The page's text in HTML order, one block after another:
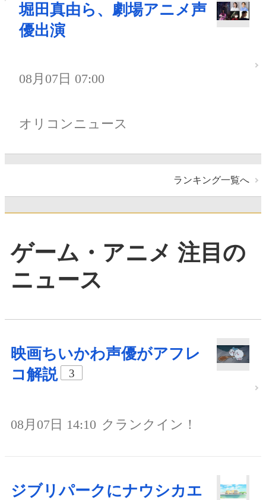
堀田真由ら、劇場アニメ声
優出演
08月07日 07:00
オリコンニュース
ランキング一覧へ
ゲーム・アニメ 注目の
ニュース
映画ちいかわ声優がアフレ
コ解説
3
08月07日 14:10 クランクイン！
ジブリパークにナウシカエ